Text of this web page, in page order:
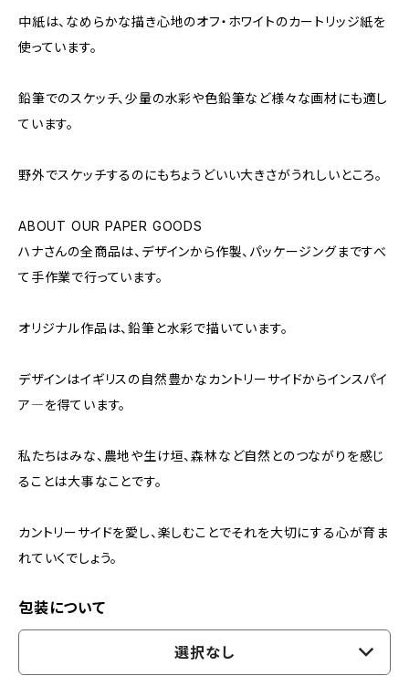
中紙は、なめらかな描き心地のオフ・ホワイトのカートリッジ紙を
使っています。
鉛筆でのスケッチ、少量の水彩や色鉛筆など様々な画材にも適し
ています。
野外でスケッチするのにもちょうどいい大きさがうれしいところ。
ABOUT OUR PAPER GOODS
ハナさんの全商品は、デザインから作製、パッケージングまですべ
て手作業で行っています。
オリジナル作品は、鉛筆と水彩で描いています。
デザインはイギリスの自然豊かなカントリーサイドからインスパイ
ア―を得ています。
私たちはみな、農地や生け垣、森林など自然とのつながりを感じ
ることは大事なことです。
カントリーサイドを愛し、楽しむことでそれを大切にする心が育ま
れていくでしょう。
包装について
選択なし